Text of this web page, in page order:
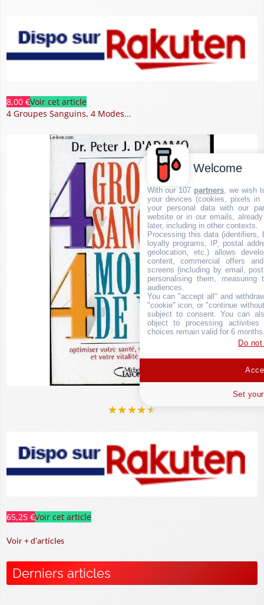
8,00 €Voir cet article
4 Groupes Sanguins, 4 Modes...
★★★★★
65,25 €Voir cet article
Voir + d'articles
Derniers articles
Welcome
With our 107 partners, we wish
your devices (cookies, pixels
your personal data with our
website or in our emails,
later, including in other contexts.
Processing this data (identifiers,
loyalty programs, IP, postal
geolocation, etc.) allows
content, commercial offers
screens (including by email,
personalising them, measuring
audiences.
You can "accept all" and
"cookie" icon, or "continue
subject to consent. You can
object to processing
choices remain valid for 6
Do
Set